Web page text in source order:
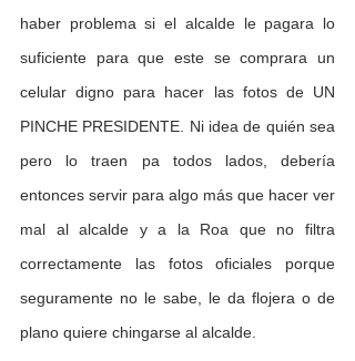
haber problema si el alcalde le pagara lo
suficiente para que este se comprara un
celular digno para hacer las fotos de UN
PINCHE PRESIDENTE. Ni idea de quién sea
pero lo traen pa todos lados, debería
entonces servir para algo más que hacer ver
mal al alcalde y a la Roa que no filtra
correctamente las fotos oficiales porque
seguramente no le sabe, le da flojera o de
plano quiere chingarse al alcalde.